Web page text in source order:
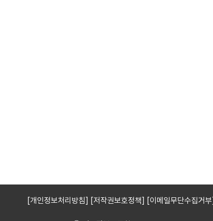
[개인정보처리방침] [저작권보호정책] [이메일무단수집거